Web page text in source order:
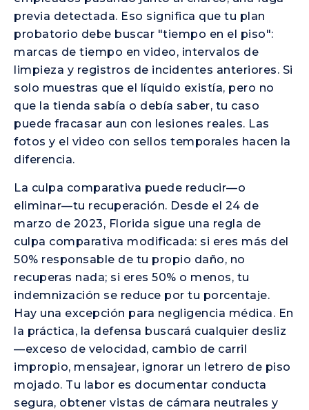
previa detectada. Eso significa que tu plan
probatorio debe buscar "tiempo en el piso":
marcas de tiempo en video, intervalos de
limpieza y registros de incidentes anteriores. Si
solo muestras que el líquido existía, pero no
que la tienda sabía o debía saber, tu caso
puede fracasar aun con lesiones reales. Las
fotos y el video con sellos temporales hacen la
diferencia.
La culpa comparativa puede reducir—o
eliminar—tu recuperación. Desde el 24 de
marzo de 2023, Florida sigue una regla de
culpa comparativa modificada: si eres más del
50% responsable de tu propio daño, no
recuperas nada; si eres 50% o menos, tu
indemnización se reduce por tu porcentaje.
Hay una excepción para negligencia médica. En
la práctica, la defensa buscará cualquier desliz
—exceso de velocidad, cambio de carril
impropio, mensajear, ignorar un letrero de piso
mojado. Tu labor es documentar conducta
segura, obtener vistas de cámara neutrales y